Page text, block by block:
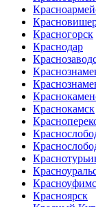
Красногорск
Краснодар
Краснокамск
Красноярск